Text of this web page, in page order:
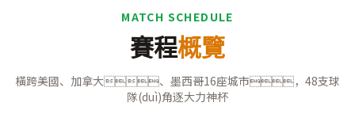
MATCH SCHEDULE
賽程概覽
橫跨美國、加拿大、墨西哥16座城市，48支球
隊(duì)角逐大力神杯